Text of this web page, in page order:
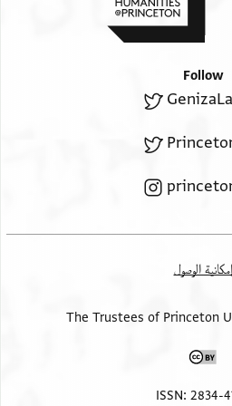
Follow
إمكانية الوصول
ISSN: 2834-